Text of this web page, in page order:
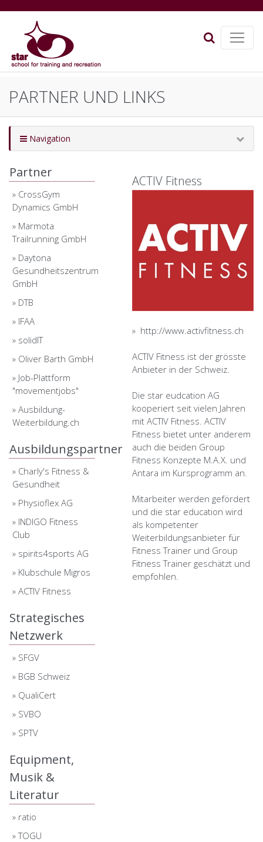
PARTNER UND LINKS
Navigation
Partner
» CrossGym
Dynamics GmbH
» Marmota
Trailrunning GmbH
» Daytona
Gesundheitszentrum
GmbH
» DTB
» IFAA
» solidIT
» Oliver Barth GmbH
» Job-Plattform
"movementjobs"
» Ausbildung-
Weiterbildung.ch
Ausbildungspartner
» Charly's Fitness &
Gesundheit
» Physioflex AG
» INDIGO Fitness
Club
» spirits4sports AG
» Klubschule Migros
» ACTIV Fitness
Strategisches
Netzwerk
» SFGV
» BGB Schweiz
» QualiCert
» SVBO
» SPTV
Equipment,
Musik &
Literatur
» ratio
»TOGU
ACTIV Fitness
» http://www.activfitness.ch
ACTIV Fitness ist der grösste
Anbieter in der Schweiz.
Die star eudcation AG
kooperiert seit vielen Jahren
mit ACTIV Fitness. ACTIV
Fitness bietet unter anderem
auch die beiden Group
Fitness Konzepte M.A.X. und
Antara im Kursprogramm an.
Mitarbeiter werden gefördert
und die star education wird
als kompetenter
Weiterbildungsanbieter für
Fitness Trainer und Group
Fitness Trainer geschätzt und
empfohlen.